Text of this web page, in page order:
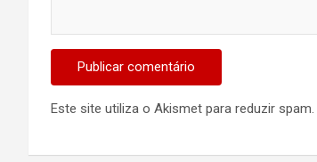
Este site utiliza o Akismet para reduzir spam.